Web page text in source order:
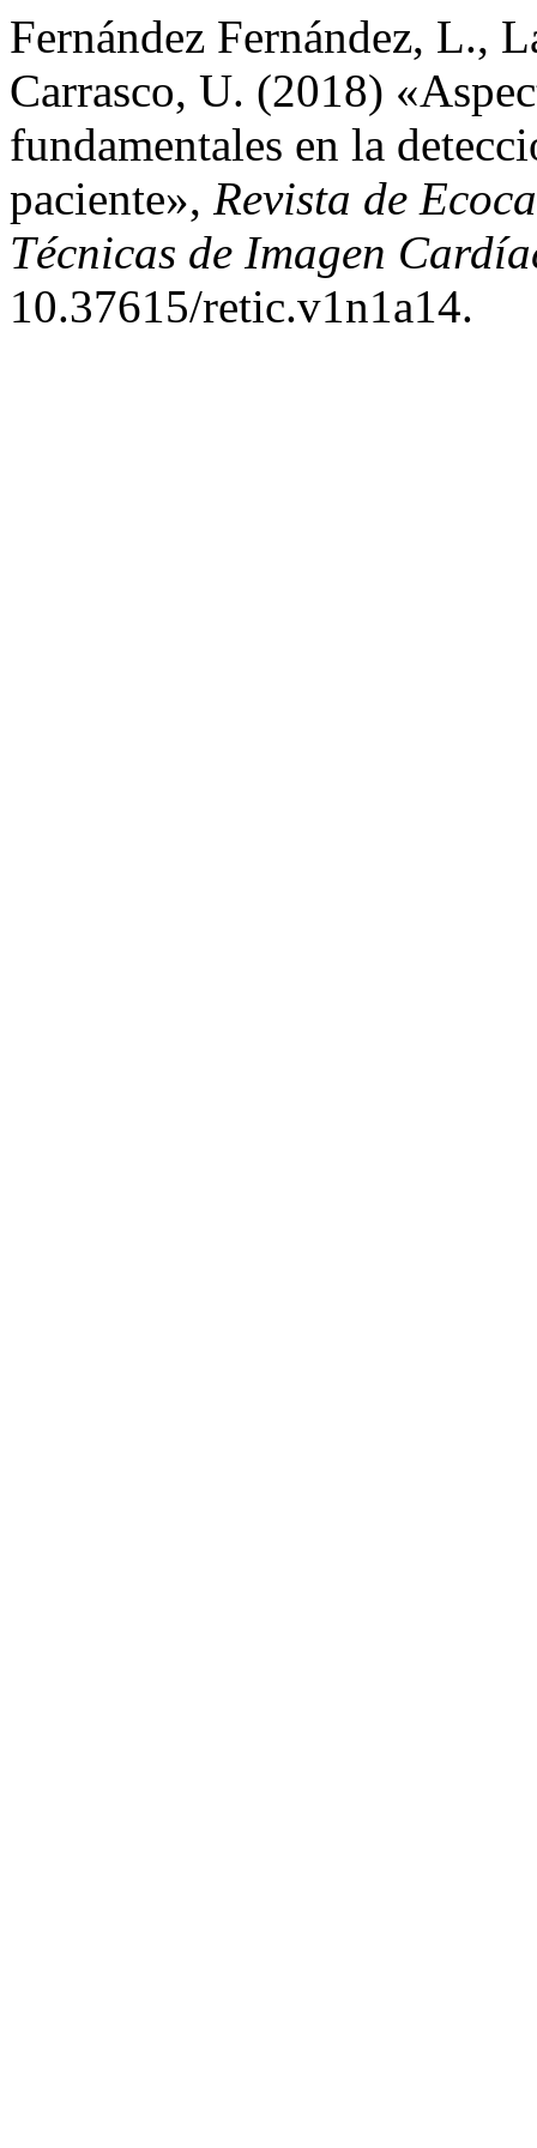
Fernández Fernández, L.,
Carrasco, U. (2018)
fundamentales en la
paciente», Revista de
Técnicas de Imagen
10.37615/retic.v1n1a14.